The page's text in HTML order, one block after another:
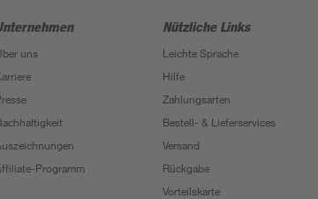
uns
Programm
Nützliche Links
Leichte Sprache
Hilfe
Zahlungsarten
Bestell- & Lieferservices
Versand
Rückgabe
Vorteilskarte